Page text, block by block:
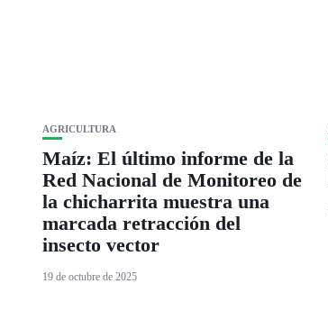
AGRICULTURA
Maíz: El último informe de la
Red Nacional de Monitoreo de
la chicharrita muestra una
marcada retracción del
insecto vector
19 de octubre de 2025